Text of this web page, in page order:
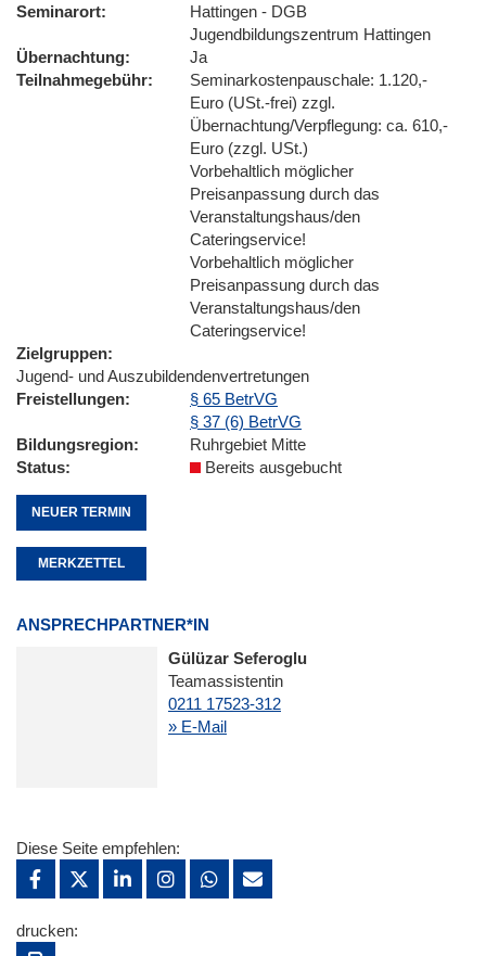
Seminarort
Hattingen - DGB
Jugendbildungszentrum Hattingen
Übernachtung
Ja
Teilnahmegebühr
Seminarkostenpauschale: 1.120,-
Euro (USt.-frei) zzgl.
Übernachtung/Verpflegung: ca. 610,-
Euro (zzgl. USt.)
Vorbehaltlich möglicher
Preisanpassung durch das
Veranstaltungshaus/den
Cateringservice!
Vorbehaltlich möglicher
Preisanpassung durch das
Veranstaltungshaus/den
Cateringservice!
Zielgruppen
Jugend- und Auszubildendenvertretungen
Freistellungen
§ 65 BetrVG
§ 37 (6) BetrVG
Bildungsregion
Ruhrgebiet Mitte
Status
Bereits ausgebucht
NEUER TERMIN
MERKZETTEL
ANSPRECHPARTNER*IN
Gülüzar Seferoglu
Teamassistentin
0211 17523-312
» E-Mail
Diese Seite empfehlen:
drucken: